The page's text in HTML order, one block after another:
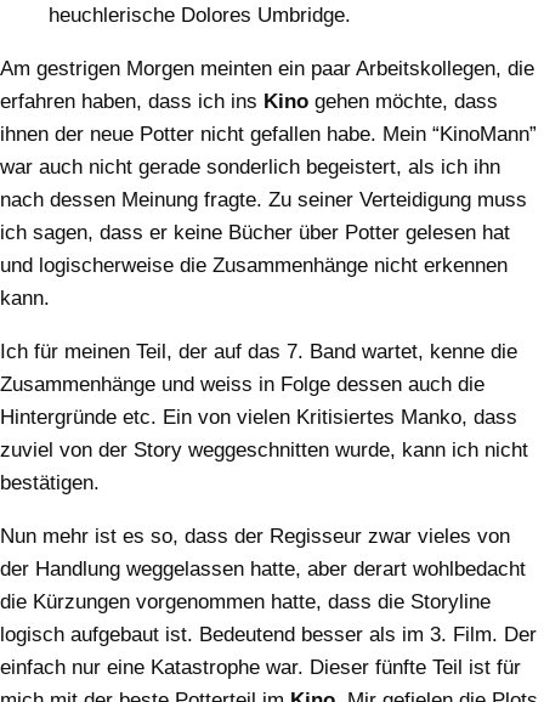
heuchlerische Dolores Umbridge.
Am gestrigen Morgen meinten ein paar Arbeitskollegen, die
erfahren haben, dass ich ins Kino gehen möchte, dass
ihnen der neue Potter nicht gefallen habe. Mein “KinoMann”
war auch nicht gerade sonderlich begeistert, als ich ihn
nach dessen Meinung fragte. Zu seiner Verteidigung muss
ich sagen, dass er keine Bücher über Potter gelesen hat
und logischerweise die Zusammenhänge nicht erkennen
kann.
Ich für meinen Teil, der auf das 7. Band wartet, kenne die
Zusammenhänge und weiss in Folge dessen auch die
Hintergründe etc. Ein von vielen Kritisiertes Manko, dass
zuviel von der Story weggeschnitten wurde, kann ich nicht
bestätigen.
Nun mehr ist es so, dass der Regisseur zwar vieles von
der Handlung weggelassen hatte, aber derart wohlbedacht
die Kürzungen vorgenommen hatte, dass die Storyline
logisch aufgebaut ist. Bedeutend besser als im 3. Film. Der
einfach nur eine Katastrophe war. Dieser fünfte Teil ist für